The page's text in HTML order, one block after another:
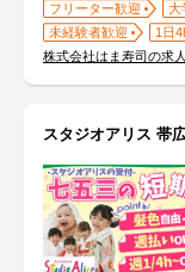
フリーター歓迎 大
未経験者歓迎
1日
株式会社はま寿司の求
スタジオアリス 帯